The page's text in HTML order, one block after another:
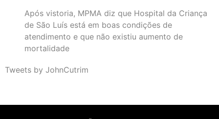
Após vistoria, MPMA diz que Hospital da Criança
de São Luís está em boas condições de
atendimento e que não existiu aumento de
mortalidade
Tweets by JohnCutrim